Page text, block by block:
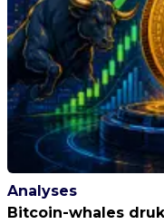
Analyses
Bitcoin-whales